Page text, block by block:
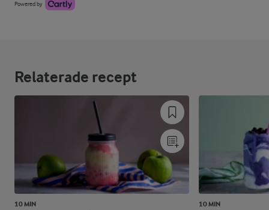
Powered by
Relaterade recept
10 MIN 10 MIN